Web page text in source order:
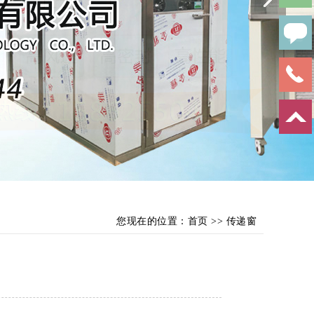
您现在的位置： 首页 >> 传递窗